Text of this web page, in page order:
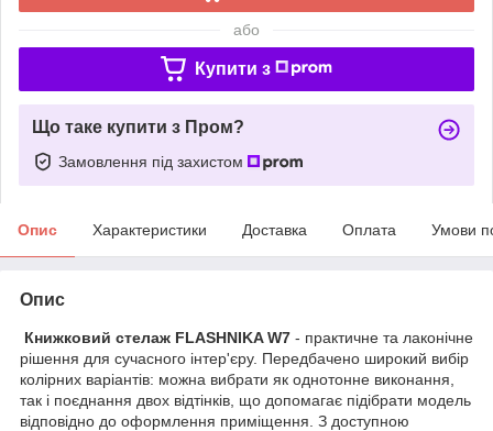
або
Купити з
Що таке купити з Пром?
Замовлення під захистом
Опис Характеристики Доставка Оплата Умови
Опис
Книжковий стелаж FLASHNIKA W7 - практичне та лаконічне
рішення для сучасного інтер'єру. Передбачено широкий вибір
колірних варіантів: можна вибрати як однотонне виконання,
так і поєднання двох відтінків, що допомагає підібрати модель
відповідно до оформлення приміщення. З доступною